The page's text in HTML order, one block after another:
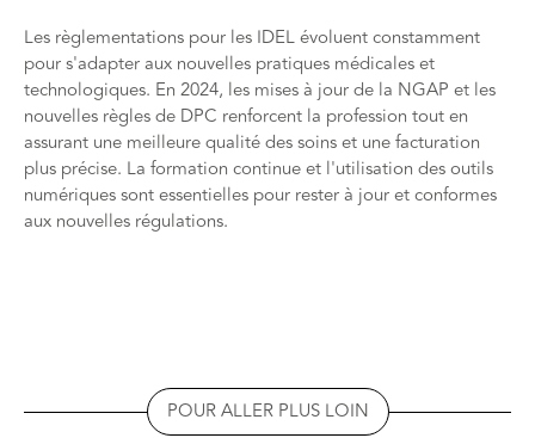
Les règlementations pour les IDEL évoluent constamment
pour s'adapter aux nouvelles pratiques médicales et
technologiques. En 2024, les mises à jour de la NGAP et les
nouvelles règles de DPC renforcent la profession tout en
assurant une meilleure qualité des soins et une facturation
plus précise. La formation continue et l'utilisation des outils
numériques sont essentielles pour rester à jour et conformes
aux nouvelles régulations.
POUR ALLER PLUS LOIN